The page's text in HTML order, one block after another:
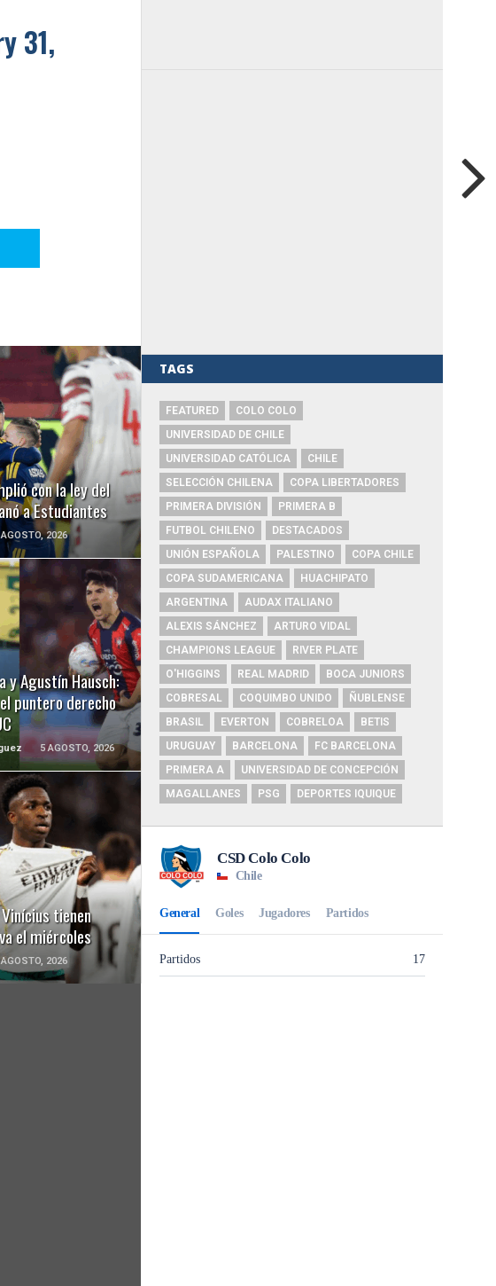
31,
con la ley del
a Estudiantes
2026
MÁS
y Agustín Hausch:
puntero derecho
5 AGOSTO, 2026
MÁS
tienen
el miércoles
2026
MÁS
TAGS
FEATURED
COLO COLO
UNIVERSIDAD DE CHILE
UNIVERSIDAD CATÓLICA
CHILE
SELECCIÓN CHILENA
COPA LIBERTADORES
PRIMERA DIVISIÓN
PRIMERA B
FUTBOL CHILENO
DESTACADOS
UNIÓN ESPAÑOLA
PALESTINO
COPA CHILE
COPA SUDAMERICANA
HUACHIPATO
ARGENTINA
AUDAX ITALIANO
ALEXIS SÁNCHEZ
ARTURO VIDAL
CHAMPIONS LEAGUE
RIVER PLATE
O'HIGGINS
REAL MADRID
BOCA JUNIORS
COBRESAL
COQUIMBO UNIDO
ÑUBLENSE
BRASIL
EVERTON COBRELOA
BETIS
URUGUAY
BARCELONA
FC BARCELONA
PRIMERA A
UNIVERSIDAD DE CONCEPCIÓN
MAGALLANES
PSG DEPORTES IQUIQUE